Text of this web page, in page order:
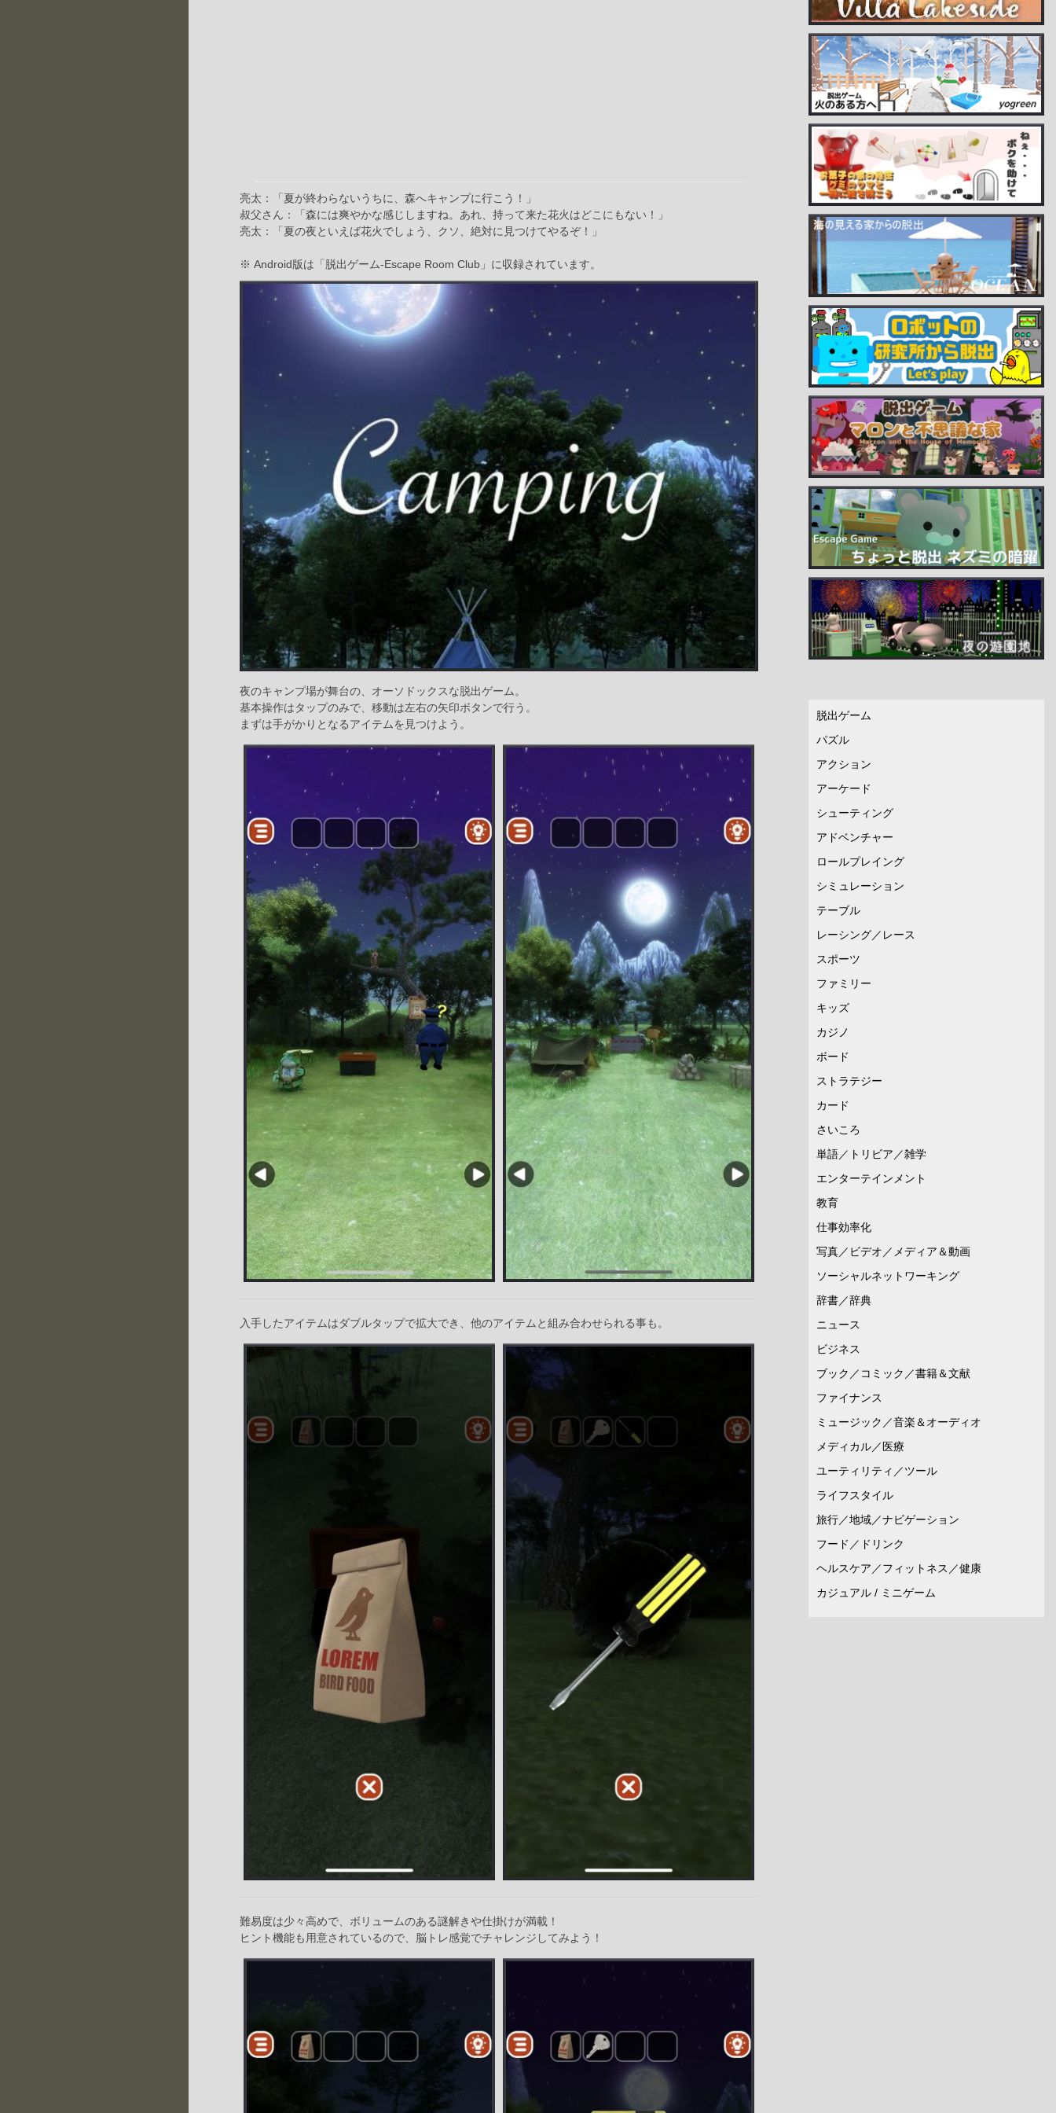
亮太：「夏が終わらないうちに、森へキャンプに行こう！」
叔父さん：「森には爽やかな感じしますね。あれ、持って来た花火はどこにもない！」
亮太：「夏の夜といえば花火でしょう、クソ、絶対に見つけてやるぞ！」
※ Android版は「脱出ゲーム-Escape Room Club」に収録されています。
夜のキャンプ場が舞台の、オーソドックスな脱出ゲーム。
基本操作はタップのみで、移動は左右の矢印ボタンで行う。
まずは手がかりとなるアイテムを見つけよう。
入手したアイテムはダブルタップで拡大でき、他のアイテムと組み合わせられる事も。
難易度は少々高めで、ボリュームのある謎解きや仕掛けが満載！
ヒント機能も用意されているので、脳トレ感覚でチャレンジしてみよう！
脱出ゲーム
パズル
アクション
アーケード
シューティング
アドベンチャー
ロールプレイング
シミュレーション
テーブル
レーシング／レース
スポーツ
ファミリー
キッズ
カジノ
ボード
ストラテジー
カード
さいころ
単語／トリビア／雑学
エンターテインメント
教育
仕事効率化
写真／ビデオ／メディア＆動画
ソーシャルネットワーキング
辞書／辞典
ニュース
ビジネス
ブック／コミック／書籍＆文献
ファイナンス
ミュージック／音楽＆オーディオ
メディカル／医療
ユーティリティ／ツール
ライフスタイル
旅行／地域／ナビゲーション
フード／ドリンク
ヘルスケア／フィットネス／健康
カジュアル / ミニゲーム